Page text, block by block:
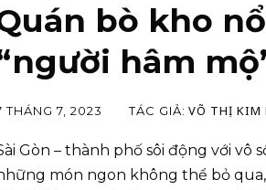
bò kho
hâm
THÁNG 7, 2023 TÁC GIẢ: VÕ THỊ KIM
Gòn – thành phố sôi động với vô
món ngon không thể bỏ